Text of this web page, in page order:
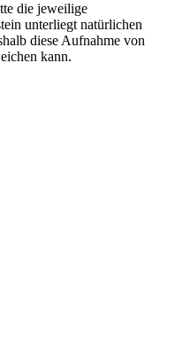
die jeweilige
unterliegt natürlichen
diese Aufnahme von
kann.